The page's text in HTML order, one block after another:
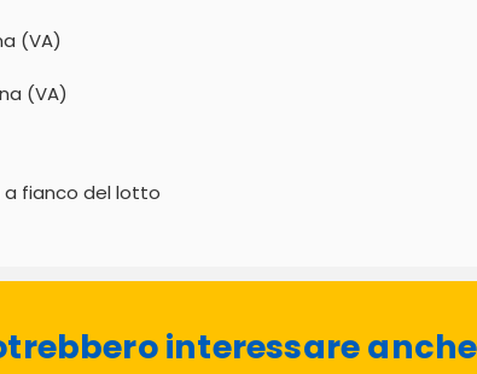
(VA)
(VA)
fianco del lotto
interessare